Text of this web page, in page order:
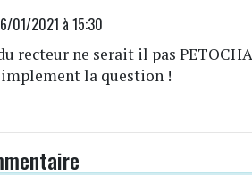
01/2021 à 15:30
recteur ne serait il pas
la question !